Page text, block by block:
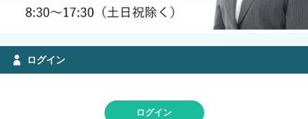
ログイン
ログイン